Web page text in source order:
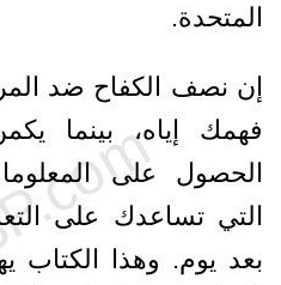
المتحدة.
إن نصف الكفاح ضد
فهمك إياه، بينما
الحصول على
التي تساعدك على
بعد يوم. وهذا الكتاب